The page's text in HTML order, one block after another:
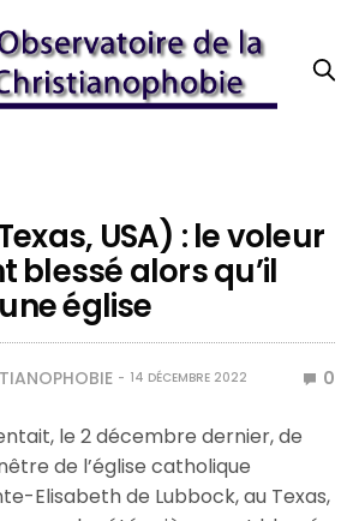
USA) : le voleur
blessé alors qu’il
église
14 DÉCEMBRE 2022 0
le 2 décembre dernier, de
de l’église catholique
Elisabeth de Lubbock, au Texas,